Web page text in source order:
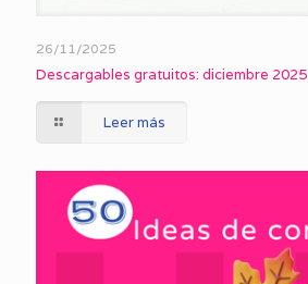
26/11/2025
Descargables gratuitos: diciembre 2025
Leer más